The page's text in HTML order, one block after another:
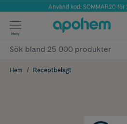
Årets Butik 2025
Använd kod: SOMMAR20 för
✓ Fri frakt
✓ Poäng på alla
Meny
Hem Receptbelagt